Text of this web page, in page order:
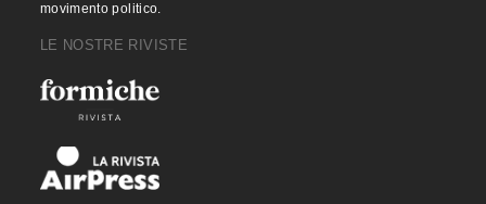
movimento politico.
LE NOSTRE RIVISTE